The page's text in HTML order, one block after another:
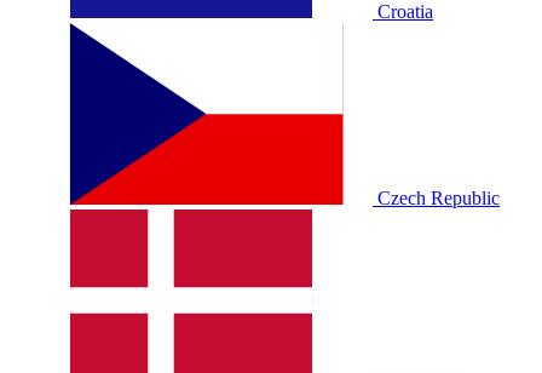
Croatia
Czech Republic